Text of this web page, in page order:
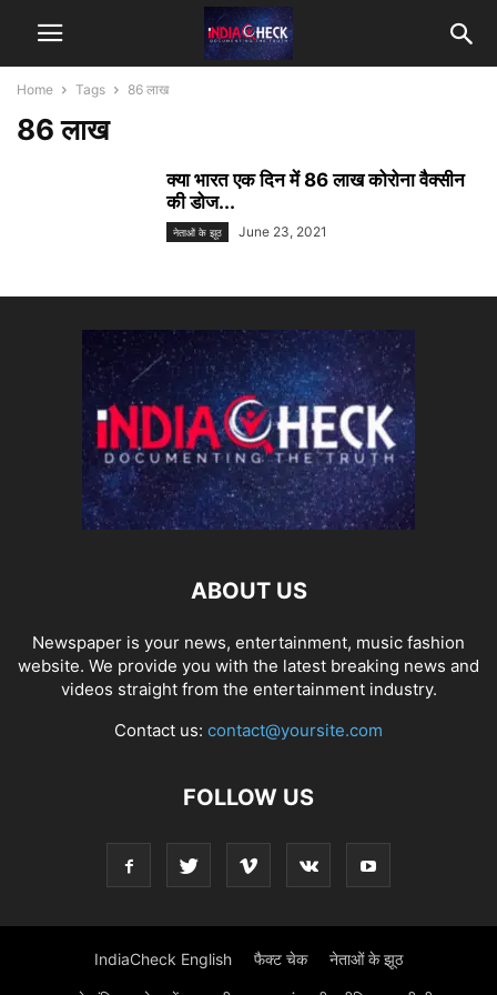
Home Tags 86 लाख
86 लाख
क्या भारत एक दिन में 86 लाख कोरोना वैक्सीन
की डोज...
नेताओं के झूठ June 23, 2021
ABOUT US
Newspaper is your news, entertainment, music fashion
website. We provide you with the latest breaking news and
videos straight from the entertainment industry.
Contact us: contact@yoursite.com
FOLLOW US
IndiaCheck English फैक्ट चेक नेताओं के झूठ